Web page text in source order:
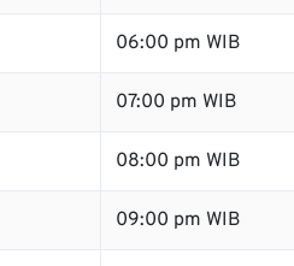
06:00 pm WIB
07:00 pm WIB
08:00 pm WIB
09:00 pm WIB